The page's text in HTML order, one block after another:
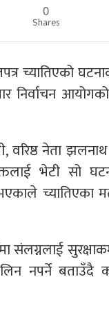
0
Shares
च्यातिएको
आयोगको
वरिष्ठ नेता
भेटी सो
भएकाले
संलग्नलाई
नपर्ने बताउँदै